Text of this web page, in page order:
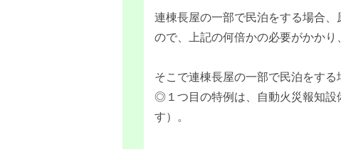
連棟長屋の一部で民泊をする場合
ので、上記の何倍かの必要がかかり
そこで連棟長屋の一部で民泊をする
◎１つ目の特例は、自動火災報知設
す）。